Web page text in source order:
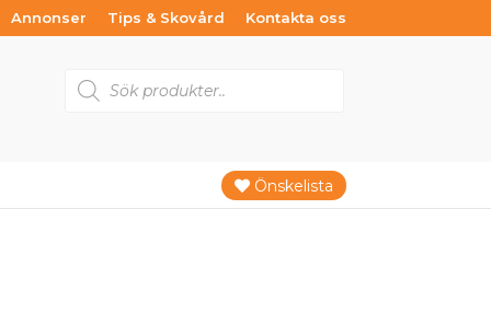
Annonser Tips & Skovård Kontakta oss
search
Önskelista